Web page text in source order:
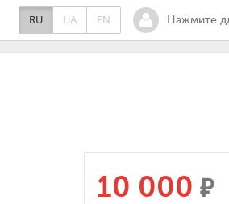
RU UA EN Нажмите
10 000 ₽